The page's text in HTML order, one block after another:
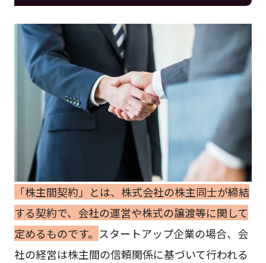
「株主間契約」とは、株式会社の株主同士が締結
する契約で、会社の運営や株式の譲渡等に関して
定めるものです。 スタートアップ企業の場合、会
社の経営は株主間の信頼関係に基づいて行われる